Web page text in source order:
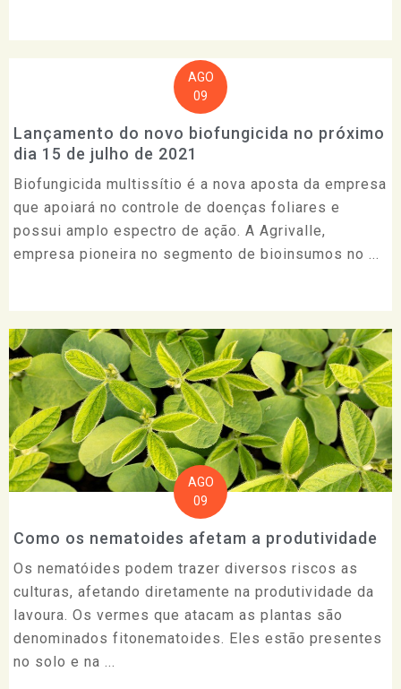
AGO
09
Lançamento do novo biofungicida no próximo
dia 15 de julho de 2021
Biofungicida multissítio é a nova aposta da empresa
que apoiará no controle de doenças foliares e
possui amplo espectro de ação. A Agrivalle,
empresa pioneira no segmento de bioinsumos no ...
AGO
09
Como os nematoides afetam a produtividade
Os nematóides podem trazer diversos riscos as
culturas, afetando diretamente na produtividade da
lavoura. Os vermes que atacam as plantas são
denominados fitonematoides. Eles estão presentes
no solo e na ...